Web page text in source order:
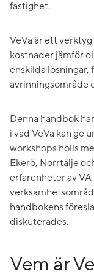
fastighet.
VeVa är ett
kostnader jämför
enskilda
avrinningsområde
Denna handbok
i vad VeVa kan ge
workshops hölls
Ekerö, Norrtälje
erfarenheter av
handbokens
diskuterades.
Vem är